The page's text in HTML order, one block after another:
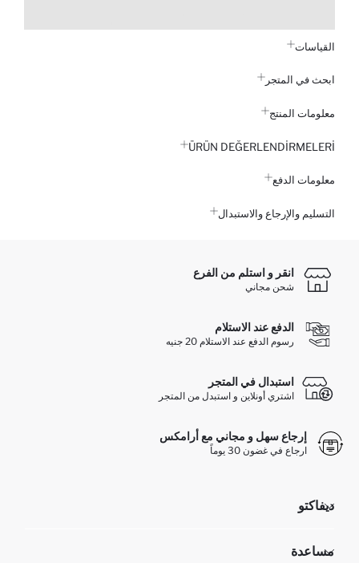
القياسات
ابحث في المتجر
معلومات المنتج
ÜRÜN DEĞERLENDİRMELERİ
معلومات الدفع
التسليم والإرجاع والاستبدال
انقر و استلم من الفرع
شحن مجاني
الدفع عند الاستلام
رسوم الدفع عند الاستلام 20 جنيه
استبدال في المتجر
اشتري أونلاين و استبدل من المتجر
إرجاع سهل و مجاني مع أرامكس
ارجاع في غضون 30 يوماً
ديفاكتو
تعرف علينا
مساعدة